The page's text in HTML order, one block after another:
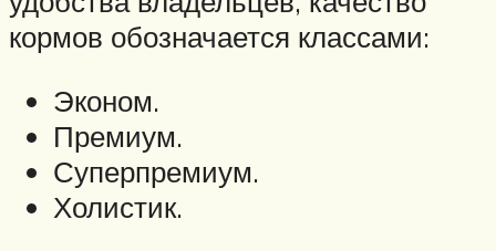
кормов обозначается классами:
Эконом.
Премиум.
Суперпремиум.
Холистик.